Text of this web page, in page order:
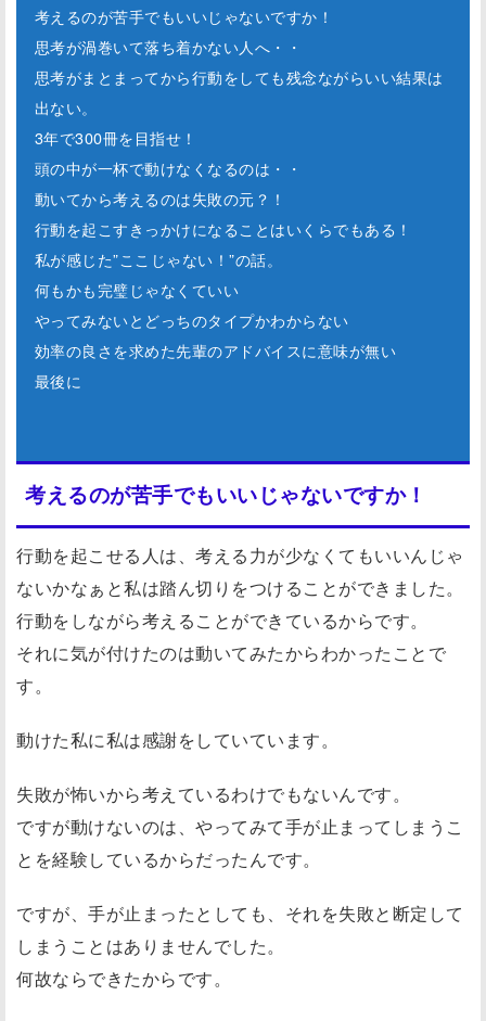
考えるのが苦手でもいいじゃないですか！
思考が渦巻いて落ち着かない人へ・・
思考がまとまってから行動をしても残念ながらいい結果は
出ない。
3年で300冊を目指せ！
頭の中が一杯で動けなくなるのは・・
動いてから考えるのは失敗の元？！
行動を起こすきっかけになることはいくらでもある！
私が感じた”ここじゃない！”の話。
何もかも完璧じゃなくていい
やってみないとどっちのタイプかわからない
効率の良さを求めた先輩のアドバイスに意味が無い
最後に
考えるのが苦手でもいいじゃないですか！
行動を起こせる人は、考える力が少なくてもいいんじゃ
ないかなぁと私は踏ん切りをつけることができました。
行動をしながら考えることができているからです。
それに気が付けたのは動いてみたからわかったことで
す。
動けた私に私は感謝をしていています。
失敗が怖いから考えているわけでもないんです。
ですが動けないのは、やってみて手が止まってしまうこ
とを経験しているからだったんです。
ですが、手が止まったとしても、それを失敗と断定して
しまうことはありませんでした。
何故ならできたからです。